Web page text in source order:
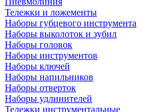
Тележки и ложементы
Наборы губцевого инструмента
Наборы выколоток и зубил
Наборы головок
Наборы инструментов
Наборы ключей
Наборы напильников
Наборы отверток
Наборы удлинителей
Тележки инструментальные